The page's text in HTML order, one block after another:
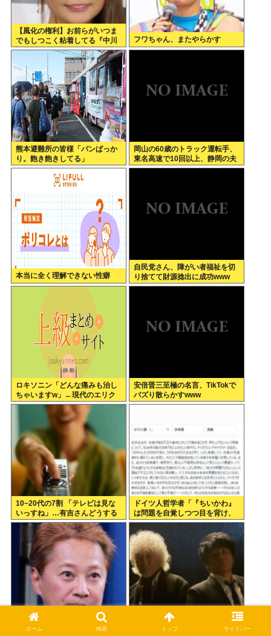
【風化の権利】お前らがいつま
でもしつこく粘着してる『中川
翔子Switch2事件』俺はもう許
したし、忘れようと思う。
フワちゃん、またやらかす
熊本避難所の皆様「パンばっか
り。飽き飽きしてる」
岡山の60歳のトラック運転手、
東名高速で10回以上、静岡の夫
婦の車に追突
本当に全く理解できない性癖
自民党さん、障がい者福祉を切
り捨てて財源捻出に成功www
ロキソニン「どんな痛みも治し
ちゃいますw」←現代のエリク
サーやろ…
安倍晋三至極の名言、TikTokで
バズり散らかすwww
10~20代の7割 「テレビは見な
いっすね」…有吉さんどうする
のこれ
ドイツ人哲学者「『ちいかわ』
は問題を自覚しつつ目を背け、
自分は無害という道徳的優越
感、堕落する国家日本そのもの
だ」
中居正広さん53歳、熊本で黒ニ
ットをかぶりボランティアと寄
玉置浩二&ASKA、10数年越し
コラボ曲リリース 番組共演きっ
ホーム 検索 トップ サイドバー